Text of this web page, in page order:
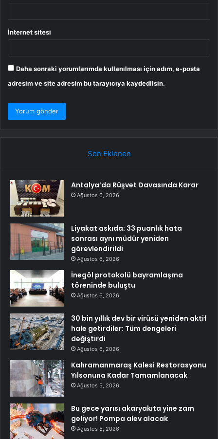
İnternet sitesi
Daha sonraki yorumlarımda kullanılması için adım, e-posta
adresim ve site adresim bu tarayıcıya kaydedilsin.
Son Eklenen
Antalya’da Rüşvet Davasında Karar
Ağustos 6, 2026
Liyakat askıda: 33 puanlık hata
sonrası aynı müdür yeniden
görevlendirildi
Ağustos 6, 2026
İnegöl protokolü bayramlaşma
töreninde buluştu
Ağustos 6, 2026
30 bin yıllık dev bir virüsü yeniden aktif
hale getirdiler: Tüm dengeleri
değiştirdi
Ağustos 6, 2026
Kahramanmaraş Kalesi Restorasyonu
Yılsonuna Kadar Tamamlanacak
Ağustos 5, 2026
Bu gece yarısı akaryakıta yine zam
geliyor! Pompa alev alacak
Ağustos 5, 2026